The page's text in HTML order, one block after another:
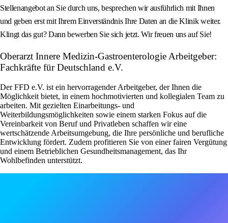
Stellenangebot an Sie durch uns, besprechen wir ausführlich mit Ihnen
und geben erst mit Ihrem Einverständnis Ihre Daten an die Klinik weiter.
Klingt das gut? Dann bewerben Sie sich jetzt. Wir freuen uns auf Sie!
Oberarzt Innere Medizin-Gastroenterologie Arbeitgeber:
Fachkräfte für Deutschland e.V.
Der FFD e.V. ist ein hervorragender Arbeitgeber, der Ihnen die
Möglichkeit bietet, in einem hochmotivierten und kollegialen Team zu
arbeiten. Mit gezielten Einarbeitungs- und
Weiterbildungsmöglichkeiten sowie einem starken Fokus auf die
Vereinbarkeit von Beruf und Privatleben schaffen wir eine
wertschätzende Arbeitsumgebung, die Ihre persönliche und berufliche
Entwicklung fördert. Zudem profitieren Sie von einer fairen Vergütung
und einem Betrieblichen Gesundheitsmanagement, das Ihr
Wohlbefinden unterstützt.